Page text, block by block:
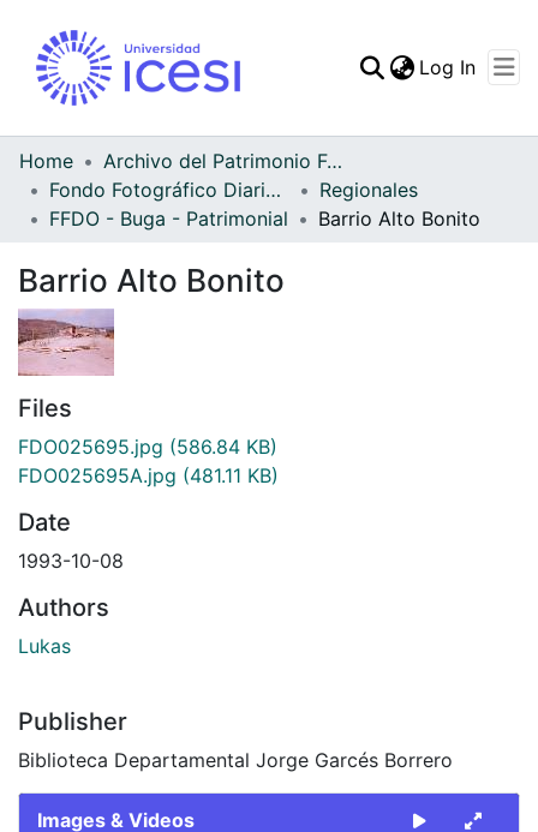
Statistics
Log In
Home
Archivo del Patrimonio Fotográfico y Fílmico del Valle del Cauca
Fondo Fotográfico Diario Occidente
Regionales
FFDO - Buga - Patrimonial
Barrio Alto Bonito
Barrio Alto Bonito
Files
FDO025695.jpg (586.84 KB)
FDO025695A.jpg (481.11 KB)
Date
1993-10-08
Authors
Lukas
Publisher
Biblioteca Departamental Jorge Garcés Borrero
Images & Videos